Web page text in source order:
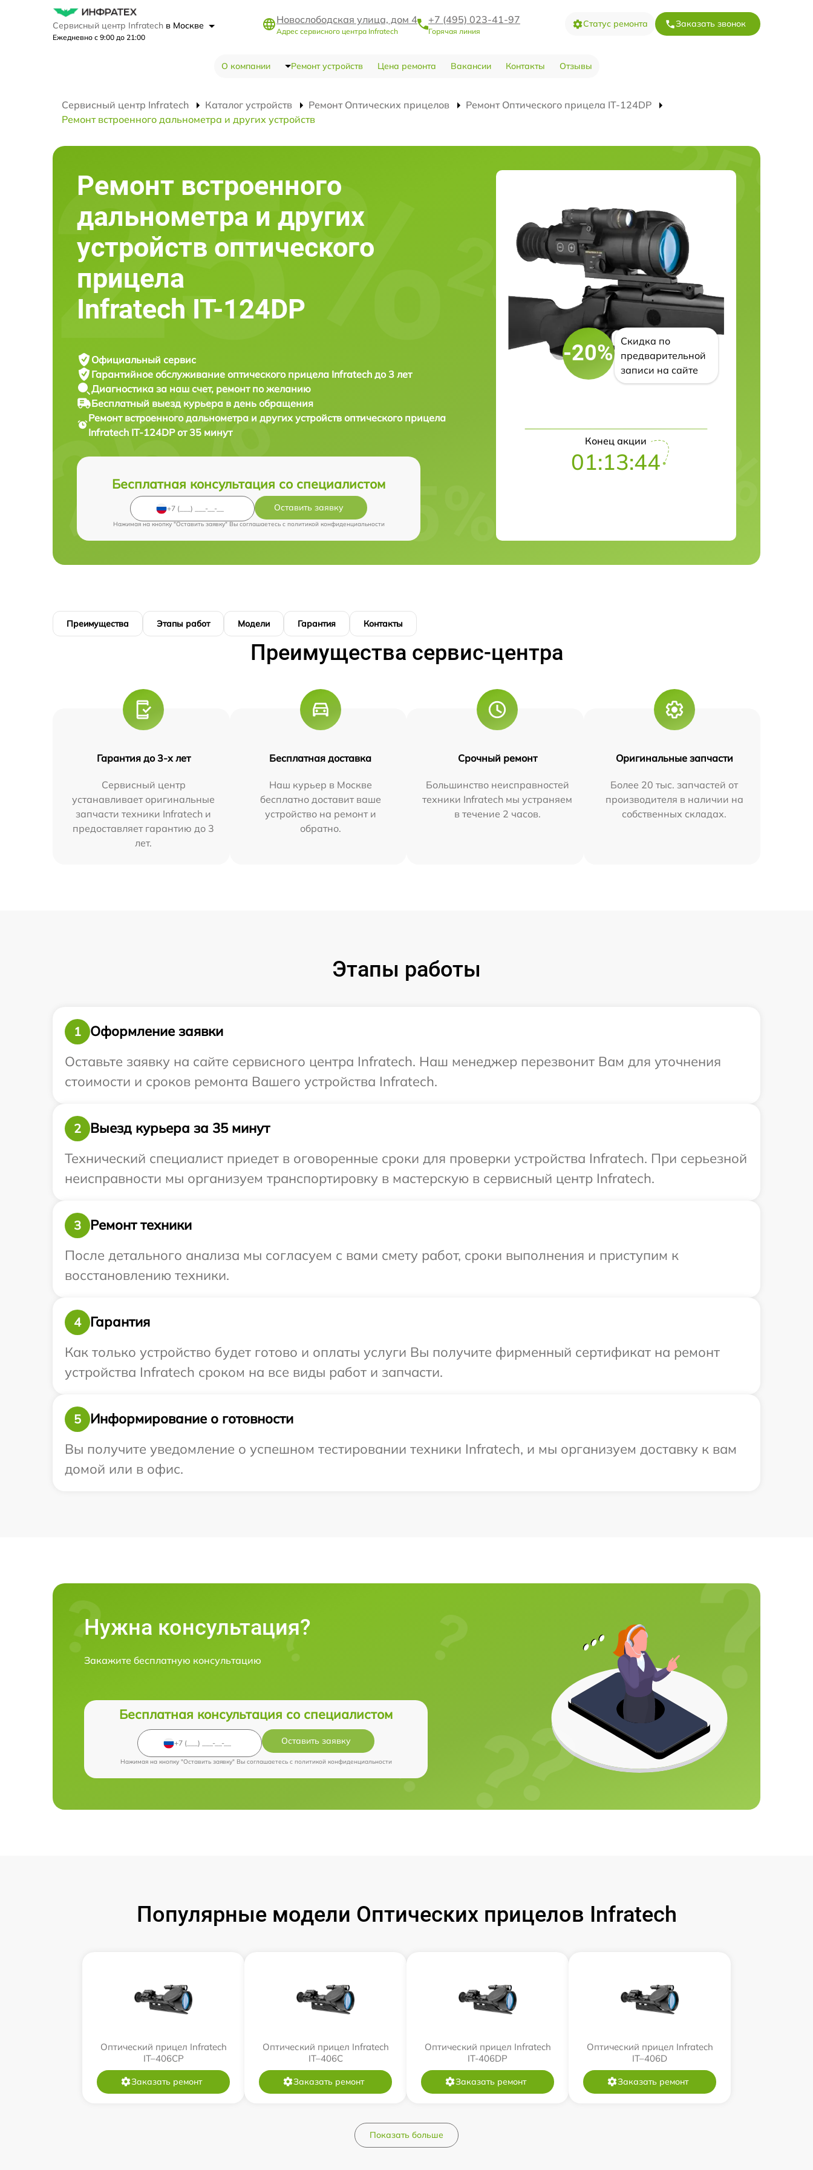
Сервисный центр Infratech в Москве
Ежедневно с 9:00 до 21:00
Новослободская улица, дом 4
Адрес сервисного центра Infratech
+7 (495) 023-41-97
Горячая линия
Статус ремонта Заказать звонок
О компании Ремонт устройств Цена ремонта Вакансии Контакты Отзывы
Сервисный центр Infratech Каталог устройств Ремонт Оптических прицелов
Ремонт Оптического прицела IT-124DP
Ремонт встроенного дальнометра и других устройств
Ремонт встроенного
дальнометра и других
устройств оптического
прицела
Infratech IT-124DP
Официальный сервис
Гарантийное обслуживание оптического прицела Infratech до 3 лет
Диагностика за наш счет, ремонт по желанию
Бесплатный выезд курьера в день обращения
Ремонт встроенного дальнометра и других устройств оптического прицела
Infratech IT-124DP от 35 минут
Бесплатная консультация со специалистом
Оставить заявку
Нажимая на кнопку "Оставить заявку" Вы соглашаетесь c политикой конфиденциальности
-20%
Скидка по
предварительной
записи на сайте
Конец акции
01:13:43
Преимущества Этапы работ Модели Гарантия Контакты
Преимущества сервис-центра
Гарантия до 3-х лет
Сервисный центр
устанавливает оригинальные
запчасти техники Infratech и
предоставляет гарантию до 3
лет.
Бесплатная доставка
Наш курьер в Москве
бесплатно доставит ваше
устройство на ремонт и
обратно.
Срочный ремонт
Большинство неисправностей
техники Infratech мы устраняем
в течение 2 часов.
Оригинальные запчасти
Более 20 тыс. запчастей от
производителя в наличии на
собственных складах.
Этапы работы
1
Оформление заявки
Оставьте заявку на сайте сервисного центра Infratech. Наш менеджер перезвонит Вам для уточнения
стоимости и сроков ремонта Вашего устройства Infratech.
2
Выезд курьера за 35 минут
Технический специалист приедет в оговоренные сроки для проверки устройства Infratech. При серьезной
неисправности мы организуем транспортировку в мастерскую в сервисный центр Infratech.
3
Ремонт техники
После детального анализа мы согласуем с вами смету работ, сроки выполнения и приступим к
восстановлению техники.
4
Гарантия
Как только устройство будет готово и оплаты услуги Вы получите фирменный сертификат на ремонт
устройства Infratech сроком на все виды работ и запчасти.
5
Информирование о готовности
Вы получите уведомление о успешном тестировании техники Infratech, и мы организуем доставку к вам
домой или в офис.
Нужна консультация?
Закажите бесплатную консультацию
Бесплатная консультация со специалистом
Оставить заявку
Нажимая на кнопку "Оставить заявку" Вы соглашаетесь c политикой конфиденциальности
Популярные модели Оптических прицелов Infratech
Оптический прицел Infratech
IT–406СP
Заказать ремонт
Оптический прицел Infratech
IT–406С
Заказать ремонт
Оптический прицел Infratech
IT-406DP
Заказать ремонт
Оптический прицел Infratech
IT–406D
Заказать ремонт
Показать больше